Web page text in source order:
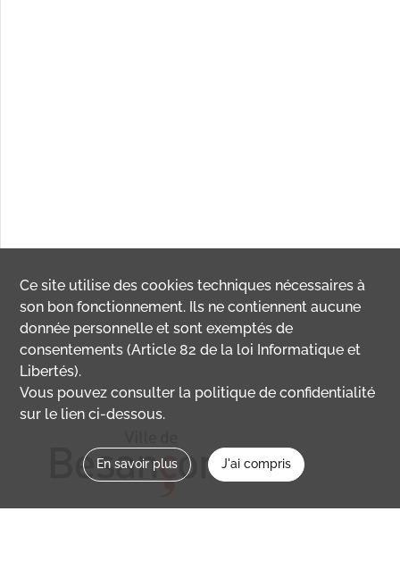
Ce site utilise descookies techniques nécessaires à
son bon fonctionnement. Ils ne contiennent aucune
donnée personnelle et sont exemptés de
consentements (Article 82 de la loi Informatique et
Libertés).
Vous pouvez consulter la politique de confidentialité
sur le lien ci-dessous.
En savoir plus J'ai compris